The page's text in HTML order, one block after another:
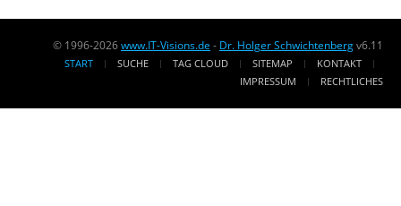
© 1996-2026www.IT-Visions.de - Dr. Holger Schwichtenbergv6.11
START SUCHE TAG CLOUD SITEMAP
KONTAKT
IMPRESSUM
RECHTLICHES